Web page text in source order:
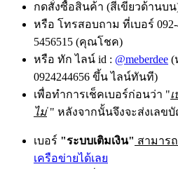
กดสั่งซื้อสินค้า (สีเขียวด้านบน
หรือ โทรสอบถาม ที่เบอร์ 092-
5456515 (คุณโชค)
หรือ ทัก ไลน์ id : @meberdee (
0924244656 ขึ้น ไลน์ทันที)
เพื่อทำการเช็คเบอร์ก่อนว่า "
ไม่" หลังจากนั้นจึงจะส่งเลข
เบอร์ "ระบบเติมเงิน" สามาร
เครือข่ายได้เลย